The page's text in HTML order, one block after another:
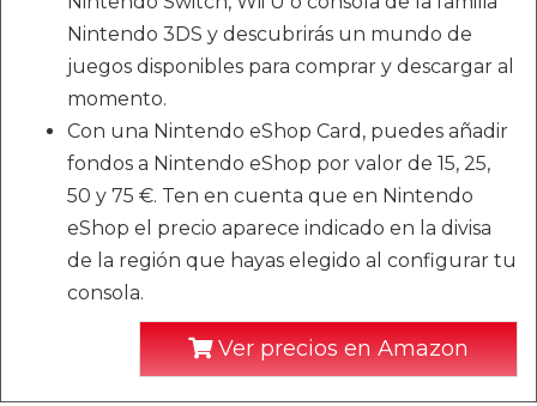
Nintendo 3DS y descubrirás un mundo de
juegos disponibles para comprar y descargar al
momento.
Con una Nintendo eShop Card, puedes añadir
fondos a Nintendo eShop por valor de 15, 25,
50 y 75 €. Ten en cuenta que en Nintendo
eShop el precio aparece indicado en la divisa
de la región que hayas elegido al configurar tu
consola.
Ver precios en Amazon